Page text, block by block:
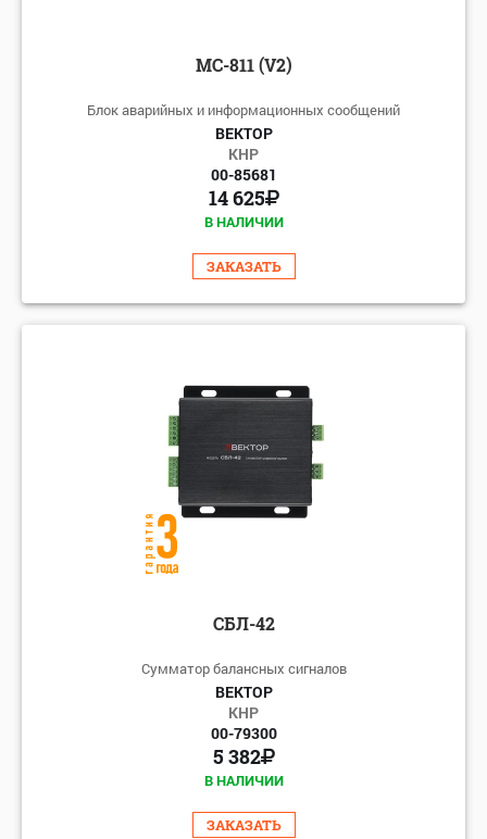
МС-811 (V2)
Блок аварийных и информационных сообщений
ВЕКТОР
КНР
00-85681
14 625
В НАЛИЧИИ
ЗАКАЗАТЬ
СБЛ-42
Сумматор балансных сигналов
ВЕКТОР
КНР
00-79300
5 382
В НАЛИЧИИ
ЗАКАЗАТЬ